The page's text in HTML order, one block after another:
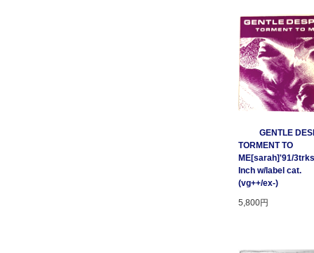
GENTLE
TORMENT TO
ME[sarah]'91/
Inch w/label cat.
(vg++/ex-)
5,800円